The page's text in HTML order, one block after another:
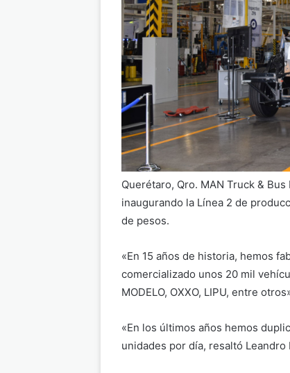
Querétaro, Qro. MAN Truck &
inaugurando la Línea 2 de
de pesos.
«En 15 años de historia, hemos
comercializado unos 20 mil
MODELO, OXXO, LIPU, entre
«En los últimos años hemos
unidades por día, resaltó